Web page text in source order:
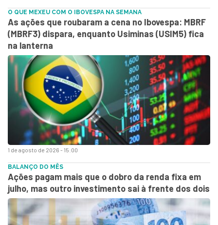
1 de agosto de 2026 - 15:00
O QUE MEXEU COM O IBOVESPA NA SEMANA
As ações que roubaram a cena no Ibovespa: MBRF
(MBRF3) dispara, enquanto Usiminas (USIM5) fica
na lanterna
BALANÇO DO MÊS
Ações pagam mais que o dobro da renda fixa em
julho, mas outro investimento sai à frente dos dois